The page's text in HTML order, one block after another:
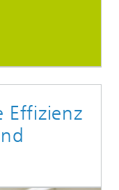
Effizienz